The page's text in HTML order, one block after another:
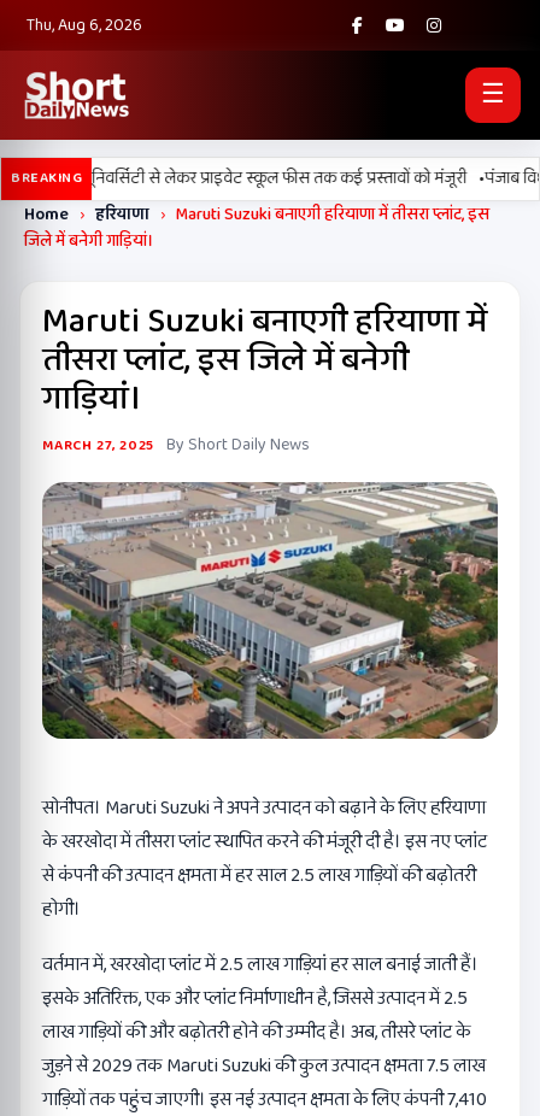
Thu, Aug 6, 2026
☰
BREAKINGयूनिवर्सिटी से लेकर प्राइवेट स्कूल फीस तक कई प्रस्तावों को मंजूरी •पंजाब
Home › हरियाणा › Maruti Suzuki बनाएगी हरियाणा में तीसरा प्लांट, इस
जिले में बनेगी गाड़ियां।
Maruti Suzuki बनाएगी हरियाणा में
तीसरा प्लांट, इस जिले में बनेगी
गाड़ियां।
MARCH 27, 2025 By Short Daily News
सोनीपत। Maruti Suzuki ने अपने उत्पादन को बढ़ाने के लिए हरियाणा
के खरखोदा में तीसरा प्लांट स्थापित करने की मंजूरी दी है। इस नए प्लांट
से कंपनी की उत्पादन क्षमता में हर साल 2.5 लाख गाड़ियों की बढ़ोतरी
होगी।
वर्तमान में, खरखोदा प्लांट में 2.5 लाख गाड़ियां हर साल बनाई जाती हैं।
इसके अतिरिक्त, एक और प्लांट निर्माणाधीन है, जिससे उत्पादन में 2.5
लाख गाड़ियों की और बढ़ोतरी होने की उम्मीद है। अब, तीसरे प्लांट के
जुड़ने से 2029 तक Maruti Suzuki की कुल उत्पादन क्षमता 7.5 लाख
गाड़ियों तक पहुंच जाएगी। इस नई उत्पादन क्षमता के लिए कंपनी 7,410